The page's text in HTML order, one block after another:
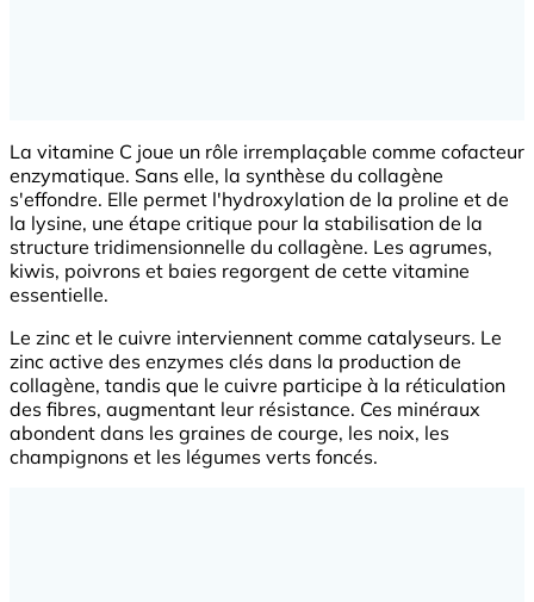
La vitamine C joue un rôle irremplaçable comme cofacteur
enzymatique. Sans elle, la synthèse du collagène
s'effondre. Elle permet l'hydroxylation de la proline et de
la lysine, une étape critique pour la stabilisation de la
structure tridimensionnelle du collagène. Les agrumes,
kiwis, poivrons et baies regorgent de cette vitamine
essentielle.
Le zinc et le cuivre interviennent comme catalyseurs. Le
zinc active des enzymes clés dans la production de
collagène, tandis que le cuivre participe à la réticulation
des fibres, augmentant leur résistance. Ces minéraux
abondent dans les graines de courge, les noix, les
champignons et les légumes verts foncés.